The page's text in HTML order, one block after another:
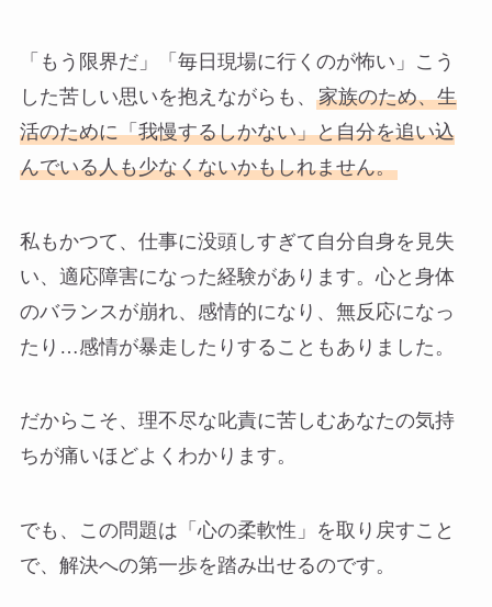
「もう限界だ」「毎日現場に行くのが怖い」こう
した苦しい思いを抱えながらも、 家族のため、生
活のために「我慢するしかない」と自分を追い込
んでいる人も少なくないかもしれません。
私もかつて、仕事に没頭しすぎて自分自身を見失
い、適応障害になった経験があります。心と身体
のバランスが崩れ、感情的になり、無反応になっ
たり…感情が暴走したりすることもありました。
だからこそ、理不尽な叱責に苦しむあなたの気持
ちが痛いほどよくわかります。
でも、この問題は「心の柔軟性」を取り戻すこと
で、解決への第一歩を踏み出せるのです。